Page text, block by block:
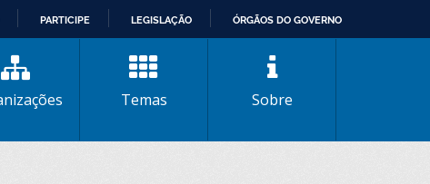
PARTICIPE LEGISLAÇÃO ÓRGÃOS DO GOVERNO
Temas Sobre